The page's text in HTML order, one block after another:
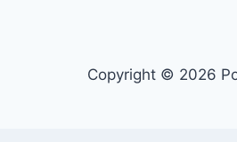
Copyright © 2026